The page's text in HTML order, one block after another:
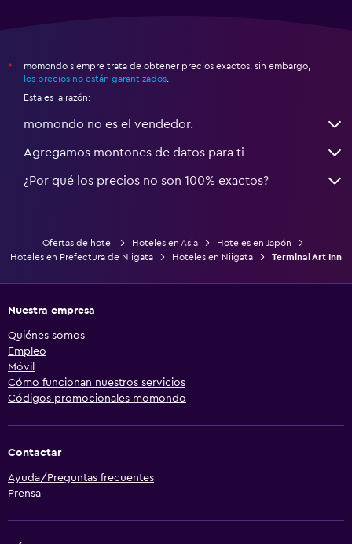
*
momondo siempre trata de obtener precios exactos, sin embargo,
los precios no están garantizados
Esta es la razón:
momondo no es el vendedor.
Agregamos montones de datos para ti
¿Por qué los precios no son 100% exactos?
Ofertas de hotel Hoteles en Asia
Hoteles en Japón
Hoteles en Prefectura de Niigata
Hoteles en Niigata Terminal Art Inn
Nuestra empresa
Quiénes somos
Empleo
Móvil
Cómo funcionan nuestros servicios
Códigos promocionales momondo
Contactar
Ayuda/Preguntas frecuentes
Prensa